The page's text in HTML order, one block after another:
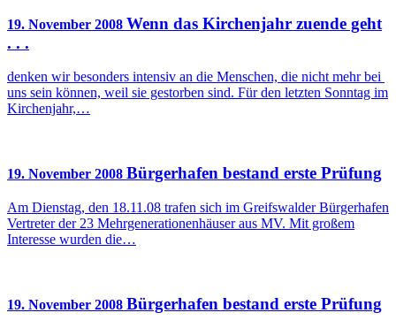
19. November 2008 Wenn das Kirchenjahr zuende geht
. . .
denken wir besonders intensiv an die Menschen, die nicht mehr bei
uns sein können, weil sie gestorben sind. Für den letzten Sonntag im
Kirchenjahr,…
19. November 2008 Bürgerhafen bestand erste Prüfung
Am Dienstag, den 18.11.08 trafen sich im Greifswalder Bürgerhafen
Vertreter der 23 Mehrgenerationenhäuser aus MV. Mit großem
Interesse wurden die…
19. November 2008 Bürgerhafen bestand erste Prüfung